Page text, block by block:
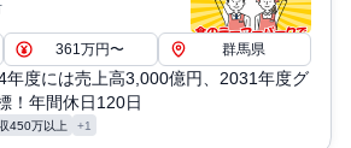
361万円〜 群馬県
度には売上高3,000億円、2031年度グ
！年間休日120日
450万以上 +1